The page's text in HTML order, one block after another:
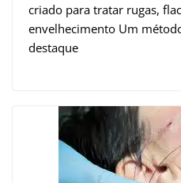
criado para tratar rugas,
envelhecimento Um
destaque